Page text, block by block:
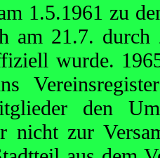
1.5.1961 zu
am 21.7.
wurde.
den
nicht zur